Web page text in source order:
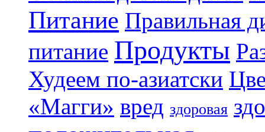
Питание Правильная
питание Продукты
Худеем по-азиатски
«Магги» вред здоровая